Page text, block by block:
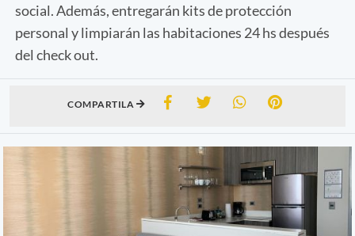
social. Además, entregarán kits de protección
personal y limpiarán las habitaciones 24 hs después
del check out.
COMPARTILA